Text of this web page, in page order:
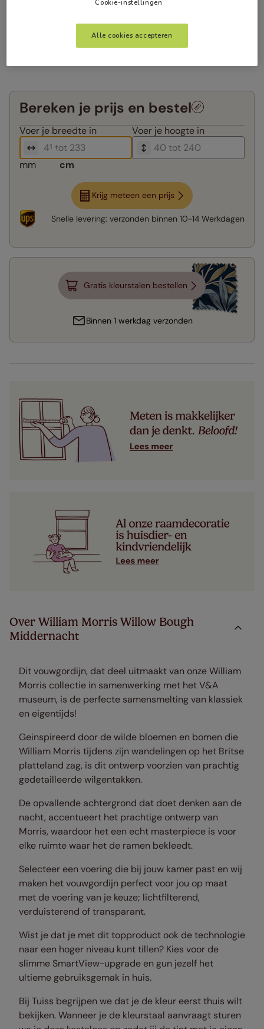
Bereken je prijs en bestel
Voer je breedte in Voer je hoogte in
mm cm
Krijg meteen een prijs
Snelle levering: verzonden binnen 10-14 Werkdagen
Gratis kleurstalen bestellen
Binnen 1 werkdag verzonden
Over William Morris Willow Bough
Middernacht
Dit vouwgordijn, dat deel uitmaakt van onze William
Morris collectie in samenwerking met het V&A
museum, is de perfecte samensmelting van klassiek
en eigentijds!
Geinspireerd door de wilde bloemen en bomen die
William Morris tijdens zijn wandelingen op het Britse
platteland zag, is dit ontwerp voorzien van prachtig
gedetailleerde wilgentakken.
De opvallende achtergrond dat doet denken aan de
nacht, accentueert het prachtige ontwerp van
Morris, waardoor het een echt masterpiece is voor
elke ruimte waar het de ramen bekleedt.
Selecteer een voering die bij jouw kamer past en wij
maken het vouwgordijn perfect voor jou op maat
met de voering van je keuze; lichtfilterend,
verduisterend of transparant.
Wist je dat je met dit topproduct ook de technologie
naar een hoger niveau kunt tillen? Kies voor de
slimme SmartView-upgrade en gun jezelf het
ultieme gebruiksgemak in huis.
Bij Tuiss begrijpen we dat je de kleur eerst thuis wilt
bekijken. Wanneer je de kleurstaal aanvraagt sturen
Cookie-instellingen
Alle cookies accepteren